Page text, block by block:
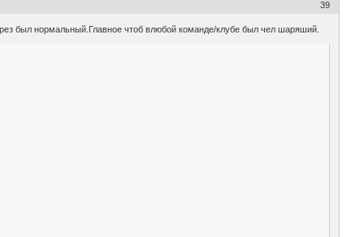
39
был нормальный.Главное чтоб влюбой команде/клубе был чел шаряший.